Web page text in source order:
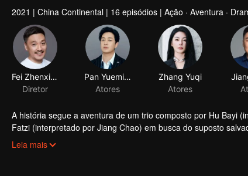
2021 | China Continental | 16 episódios | Ação · Aventura ·
Fei Zhenxiang
Diretor
Pan Yueming
Atores
A história segue a aventura de um trio composto por Hu Bayi
Fatzi (interpretado por Jiang Chao) em busca do suposto
túmulo no túmulo do rei de Dian. O trio, de acordo com um
Leia mais